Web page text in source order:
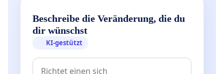
Beschreibe die Veränderung, die du
dir wünschst
KI-gestützt